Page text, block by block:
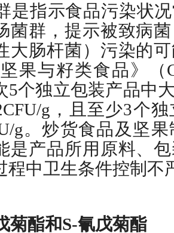
是指示食品污染状
菌群，提示被致病
大肠杆菌）污染的
坚果与籽类食品》（
5个独立包装产品中
g，且至少3个
g。炒货食品及坚
是产品所用原料、
程中卫生条件控制不
菊酯和S-氰戊菊酯